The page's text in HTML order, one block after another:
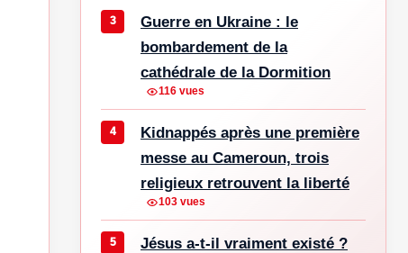
Guerre en Ukraine : le
bombardement de la
cathédrale de la Dormition
116 vues
Kidnappés après une première
messe au Cameroun, trois
religieux retrouvent la liberté
103 vues
Jésus a-t-il vraiment existé ?